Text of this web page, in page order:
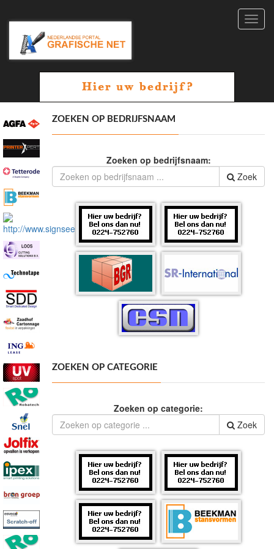
ZOEKEN OP BEDRIJFSNAAM
Zoeken op bedrijfsnaam:
Zoek
ZOEKEN OP CATEGORIE
Zoeken op categorie:
Zoek